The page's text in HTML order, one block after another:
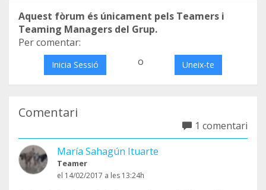
Aquest fòrum és únicament pels Teamers i
Teaming Managers del Grup.
Per comentar:
Inicia Sessió o Uneix-te
Comentari
1 comentari
María Sahagún Ituarte
Teamer
el 14/02/2017 a les 13:24h